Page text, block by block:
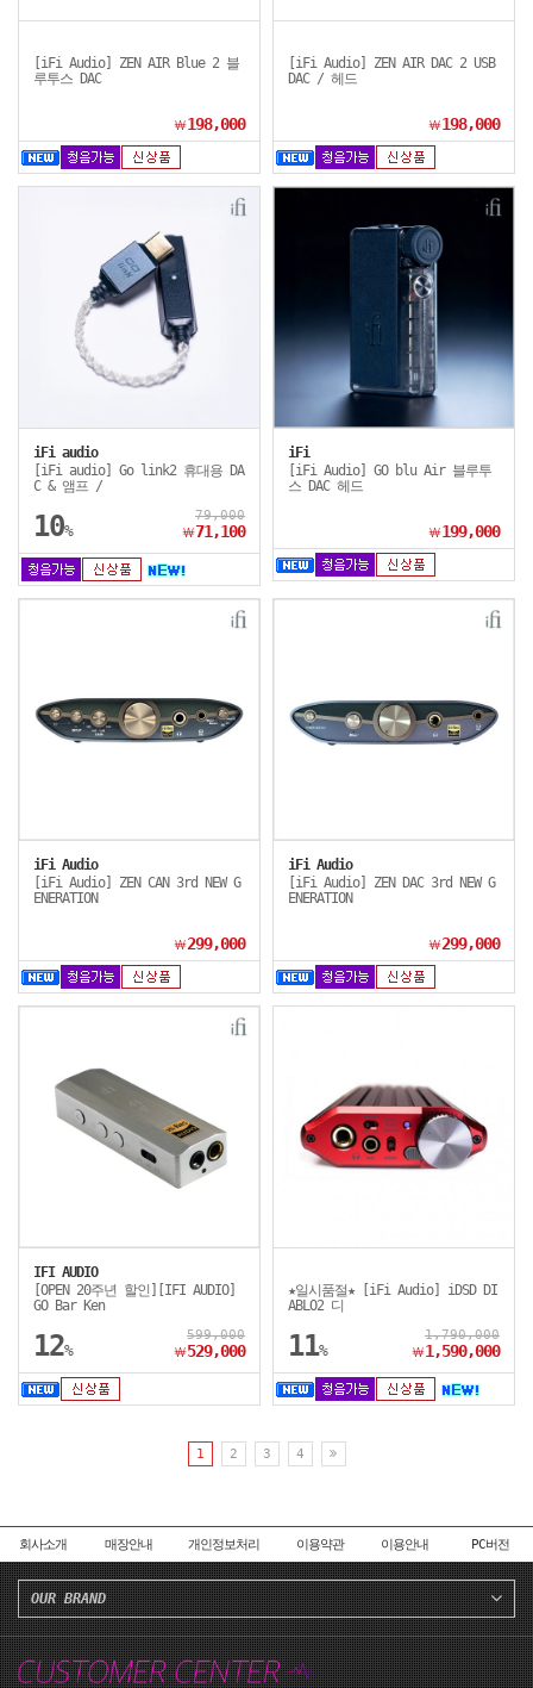
[iFi Audio] ZEN AIR Blue 2 블
루투스 DAC
￦198,000
[iFi Audio] ZEN AIR DAC 2 USB
DAC / 헤드
￦198,000
iFi audio
[iFi audio] Go link2 휴대용 DA
C & 앰프 /
10%
79,000
￦71,100
iFi
[iFi Audio] GO blu Air 블루투
스 DAC 헤드
￦199,000
iFi Audio
[iFi Audio] ZEN CAN 3rd NEW G
ENERATION
￦299,000
iFi Audio
[iFi Audio] ZEN DAC 3rd NEW G
ENERATION
￦299,000
IFI AUDIO
[OPEN 20주년 할인][IFI AUDIO]
GO Bar Ken
12%
599,000
￦529,000
★일시품절★ [iFi Audio] iDSD DI
ABLO2 디
11%
1,790,000
￦1,590,000
1 2 3 4
회사소개 매장안내 개인정보처리 이용약관 이용안내 PC버전
OUR BRAND